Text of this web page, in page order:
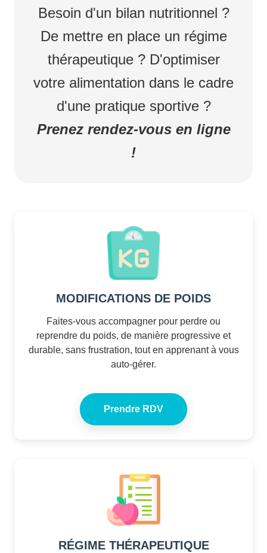
Besoin d'un bilan nutritionnel ?
De mettre en place un régime
thérapeutique ? D'optimiser
votre alimentation dans le cadre
d'une pratique sportive ?
Prenez rendez-vous en ligne
!
MODIFICATIONS DE POIDS
Faites-vous accompagner pour perdre ou
reprendre du poids, de manière progressive et
durable, sans frustration, tout en apprenant à vous
auto-gérer.
Prendre RDV
RÉGIME THÉRAPEUTIQUE